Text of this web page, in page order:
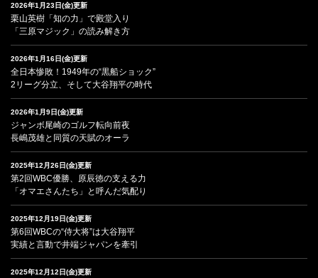
2026年1月23日(金)更新
栗山英樹「知の力」で殿堂入り
「三原マジック」の読み解き方
2026年1月16日(金)更新
全日本惨敗！1949年の“黒船ショック”
2リーグ分立、そして大谷翔平の時代
2026年1月9日(金)更新
ジャンボ尾崎のゴルフ転向前夜
長嶋茂雄と同質の天賦のオーラ
2025年12月26日(金)更新
第2回WBC優勝、原辰徳の支える力
「オマエさんたち」と呼んだ気配り
2025年12月19日(金)更新
第6回WBCの“侍大将”は大谷翔平
実績と言動で井端ジャパンを牽引
2025年12月12日(金)更新